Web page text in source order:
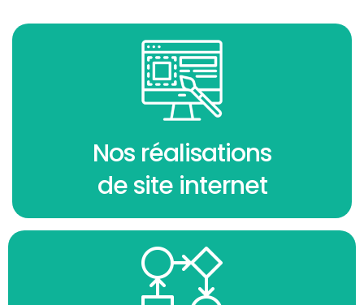
Nos réalisations
de site internet